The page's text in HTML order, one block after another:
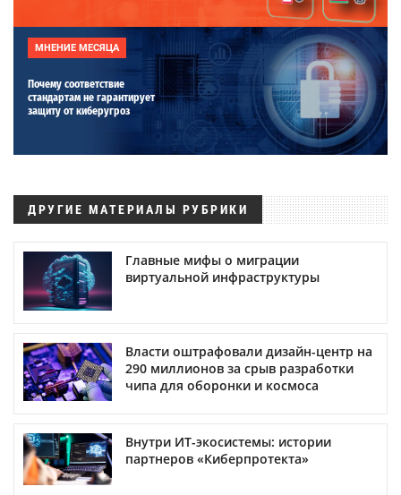
МНЕНИЕ МЕСЯЦА
Почему соответствие
стандартам не гарантирует
защиту от киберугроз
ДРУГИЕ МАТЕРИАЛЫ РУБРИКИ
Главные мифы о миграции
виртуальной инфраструктуры
Власти оштрафовали дизайн-центр на
290 миллионов за срыв разработки
чипа для оборонки и космоса
Внутри ИТ-экосистемы: истории
партнеров «Киберпротекта»